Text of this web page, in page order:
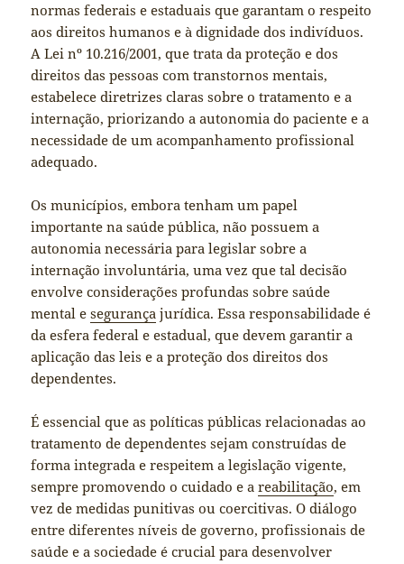
normas federais e estaduais que garantam o respeito
aos direitos humanos e à dignidade dos indivíduos.
A Lei nº 10.216/2001, que trata da proteção e dos
direitos das pessoas com transtornos mentais,
estabelece diretrizes claras sobre o tratamento e a
internação, priorizando a autonomia do paciente e a
necessidade de um acompanhamento profissional
adequado.
Os municípios, embora tenham um papel
importante na saúde pública, não possuem a
autonomia necessária para legislar sobre a
internação involuntária, uma vez que tal decisão
envolve considerações profundas sobre saúde
mental esegurança jurídica. Essa responsabilidade é
da esfera federal e estadual, que devem garantir a
aplicação das leis e a proteção dos direitos dos
dependentes.
É essencial que as políticas públicas relacionadas ao
tratamento de dependentes sejam construídas de
forma integrada e respeitem a legislação vigente,
sempre promovendo o cuidado e areabilitação, em
vez de medidas punitivas ou coercitivas. O diálogo
entre diferentes níveis de governo, profissionais de
saúde e a sociedade é crucial para desenvolver